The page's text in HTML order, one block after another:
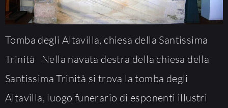
Tomba degli Altavilla, chiesa della Santissima
Trinità Nella navata destra della chiesa della
Santissima Trinità si trova la tomba degli
Altavilla, luogo funerario di esponenti illustri